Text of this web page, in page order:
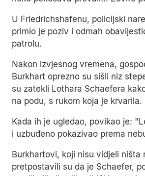
U Friedrichshafenu, policijski
primio je poziv i odmah
patrolu.
Nakon izvjesnog vremena,
Burkhart oprezno su sišli niz
su zatekli Lothara Schaefera
na podu, s rukom koja je krvarila.
Kada ih je ugledao, povikao je:
i uzbuđeno pokazivao prema
Burkhartovi, koji nisu vidjeli ništa
pretpostavili su da je Schaefer,